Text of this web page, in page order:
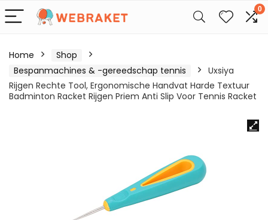
0
Home
Shop
Bespanmachines & -gereedschap tennis
Uxsiya
Rijgen Rechte Tool, Ergonomische Handvat Harde Textuur
Badminton Racket Rijgen Priem Anti Slip Voor Tennis Racket